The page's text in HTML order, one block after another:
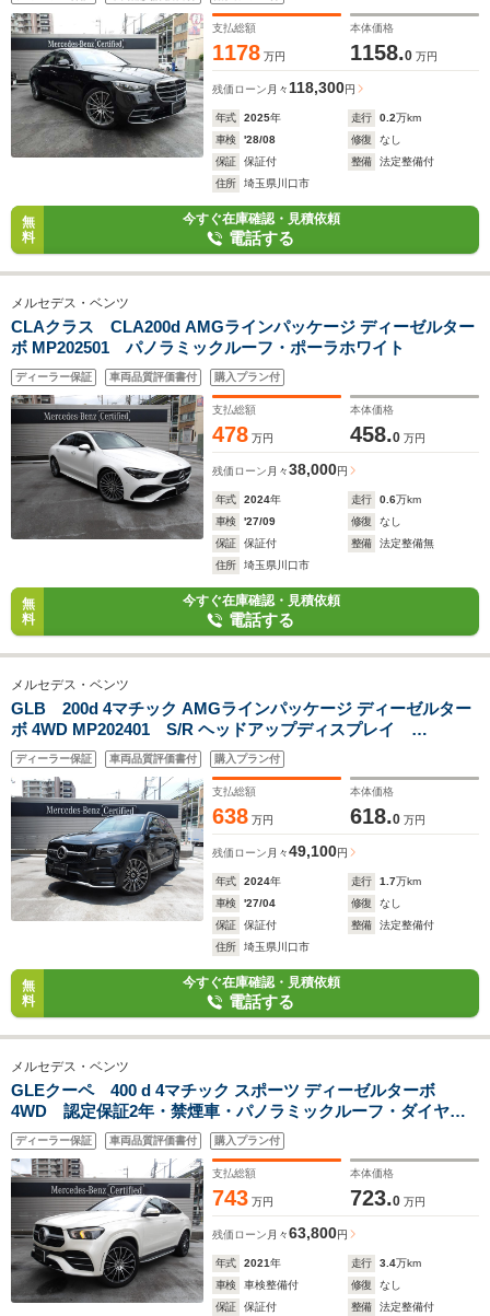
ャイジング コンフォートパッケージ リアアクスル
MBUXARナビ エアマティクDC
支払総額
1178 万円
本体価格
1158.0 万円
残価ローン 月々 118,300円
年式 2025年 走行 0.2万km
車検
'28/08 修復
なし
保証
保証付 整備
法定整備付
住所
埼玉県川口市
無
料
今すぐ在庫確認・見積依頼
電話する
メルセデス・ベンツ
CLAクラス CLA200d AMGラインパッケージ ディーゼルター
ボ MP202501 パノラミックルーフ・ポーラホワイト
ディーラー保証 車両品質評価書付 購入プラン付
支払総額
478 万円
本体価格
458.0 万円
残価ローン 月々38,000円
年式 2024年 走行 0.6万km
車検
'27/09 修復
なし
保証
保証付 整備
法定整備無
住所
埼玉県川口市
無
料
今すぐ在庫確認・見積依頼
電話する
メルセデス・ベンツ
GLB 200d 4マチック AMGラインパッケージ ディーゼルター
ボ 4WD MP202401 S/R ヘッドアップディスプレイ
MBUXARナビ AMGライン アドバンスドパッケージ AMG
レザーEXC
ディーラー保証 車両品質評価書付 購入プラン付
支払総額
638 万円
本体価格
618.0 万円
残価ローン 月々49,100円
年式 2024年 走行 1.7万km
車検
'27/04 修復
なし
保証
保証付 整備
法定整備付
住所
埼玉県川口市
無
料
今すぐ在庫確認・見積依頼
電話する
メルセデス・ベンツ
GLEクーペ 400 d 4マチック スポーツ ディーゼルターボ
4WD 認定保証2年・禁煙車・パノラミックルーフ・ダイヤモ
ンドホワイト・(2101)
ディーラー保証 車両品質評価書付 購入プラン付
支払総額
743 万円
本体価格
723.0 万円
残価ローン 月々63,800円
年式 2021年 走行 3.4万km
車検
車検整備付 修復
なし
保証
保証付 整備
法定整備付